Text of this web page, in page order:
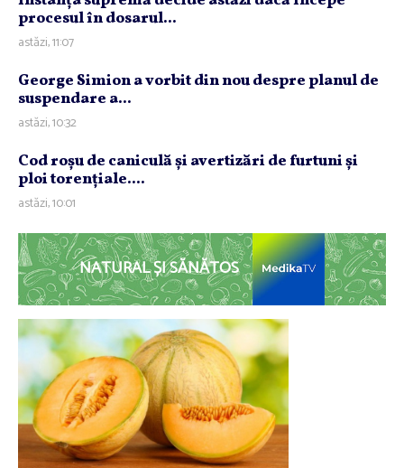
procesul în dosarul...
astăzi, 11:07
George Simion a vorbit din nou despre planul de
suspendare a...
astăzi, 10:32
Cod roşu de caniculă şi avertizări de furtuni şi
ploi torenţiale....
astăzi, 10:01
NATURAL ȘI SĂNĂTOS